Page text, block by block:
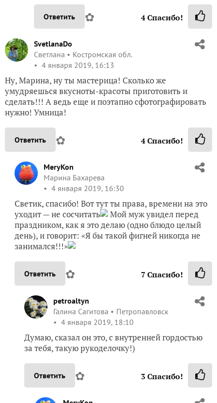
SvetlanaDo
Светлана
Костромская обл.
4 января 2019, 16:13
Ну, Марина, ну ты мастерица! Сколько же
умудряешься вкусноты-красоты приготовить и
сделать!!! А ведь еще и поэтапно сфотографировать
Ответить ✿ 4Спасибо!
MeryKon
Марина Бахарева
4 января 2019, 16:30
Светик, спасибо! Вот тут ты права, времени на это
уходит — не сосчитать
праздником, как я это делаю (одно блюдо целый
занимался!!!»
Ответить ✿ 7Спасибо!
petroaltyn
Галина Сагитова
Петропавловск
4 января 2019, 18:10
Думаю, сказал он это, с внутренней гордостью
за тебя, такую рукоделочку!)
Ответить ✿ 3Спасибо!
MeryKon
Марина Бахарева
4 января 2019, 20:02
Галя, ага, продолжением фразы было:… но у